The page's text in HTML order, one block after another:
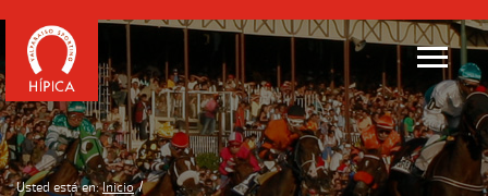
Usted está en: Inicio